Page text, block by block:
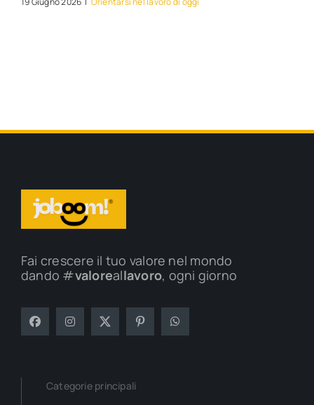
Fai crescere il tuo valore nel mondo
dando #valoreallavoro, ogni giorno
Categorie principali